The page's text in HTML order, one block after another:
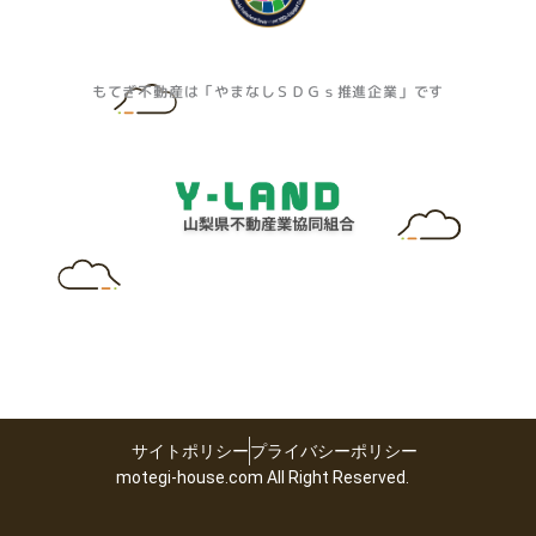
もてぎ不動産は「やまなしＳＤＧｓ推進企業」です
サイトポリシープライバシーポリシー
motegi-house.com All Right Reserved.